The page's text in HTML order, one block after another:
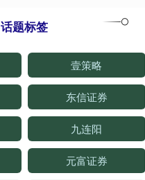
话题标签
壹策略
东信证券
九连阳
元富证券